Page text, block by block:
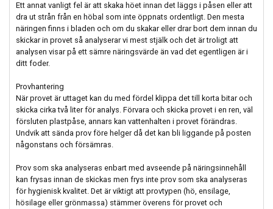
Ett annat vanligt fel är att skaka höet innan det läggs i påsen eller att
dra ut strån från en höbal som inte öppnats ordentligt. Den mesta
näringen finns i bladen och om du skakar eller drar bort dem innan du
skickar in provet så analyserar vi mest stjälk och det är troligt att
analysen visar på ett sämre näringsvärde än vad det egentligen är i
ditt foder.
Provhantering
När provet är uttaget kan du med fördel klippa det till korta bitar och
skicka cirka två liter för analys. Förvara och skicka provet i en ren, väl
försluten plastpåse, annars kan vattenhalten i provet förändras.
Undvik att sända prov före helger då det kan bli liggande på posten
någonstans och försämras.
Prov som ska analyseras enbart med avseende på näringsinnehåll
kan frysas innan de skickas men frys inte prov som ska analyseras
för hygienisk kvalitet. Det är viktigt att provtypen (hö, ensilage,
hösilage eller grönmassa) stämmer överens för provet och